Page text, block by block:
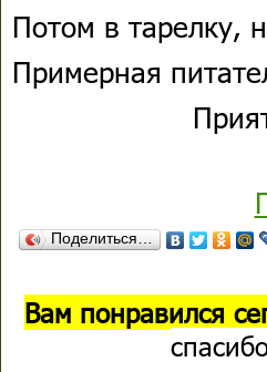
Потом в тарелку,
Примерная
Поделиться…
Вам понравился